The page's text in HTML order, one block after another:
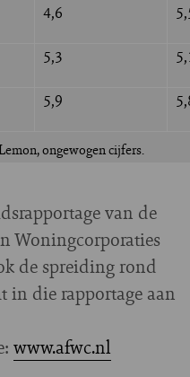
4,6
5,3
5,9
ongewogen cijfers.
van de
Woningcorporaties
de spreiding rond
in die rapportage aan
www.afwc.nl